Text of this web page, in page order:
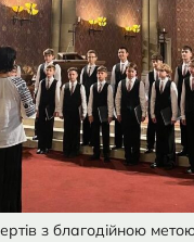
з благодійною